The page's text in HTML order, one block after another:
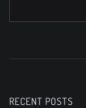
RECENT POSTS